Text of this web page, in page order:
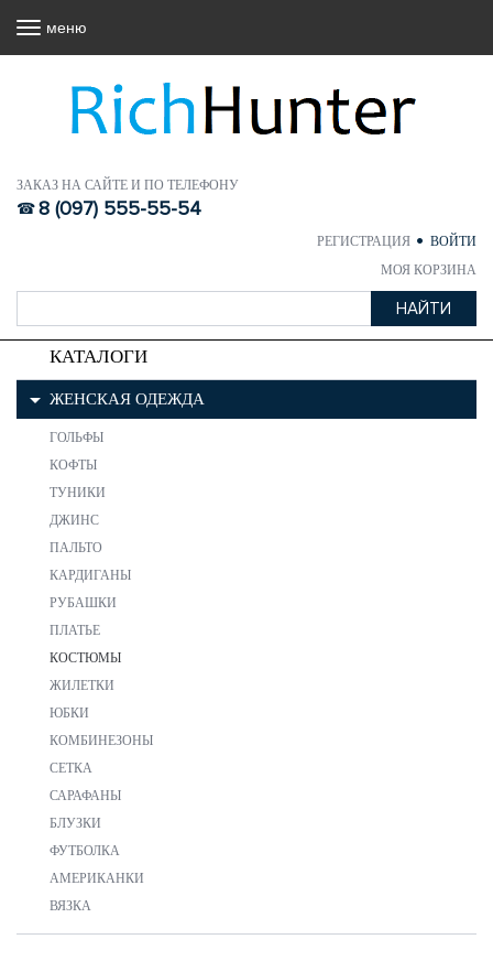
ЗАКАЗ НА САЙТЕ И ПО ТЕЛЕФОНУ
8 (097) 555-55-54
РЕГИСТРАЦИЯ
ВОЙТИ
МОЯ КОРЗИНА
меню
КАТАЛОГИ
ЖЕНСКАЯ ОДЕЖДА
ГОЛЬФЫ
КОФТЫ
ТУНИКИ
ДЖИНС
ПАЛЬТО
КАРДИГАНЫ
РУБАШКИ
ПЛАТЬЕ
КОСТЮМЫ
ЖИЛЕТКИ
ЮБКИ
КОМБИНЕЗОНЫ
СЕТКА
САРАФАНЫ
БЛУЗКИ
ФУТБОЛКА
АМЕРИКАНКИ
ВЯЗКА